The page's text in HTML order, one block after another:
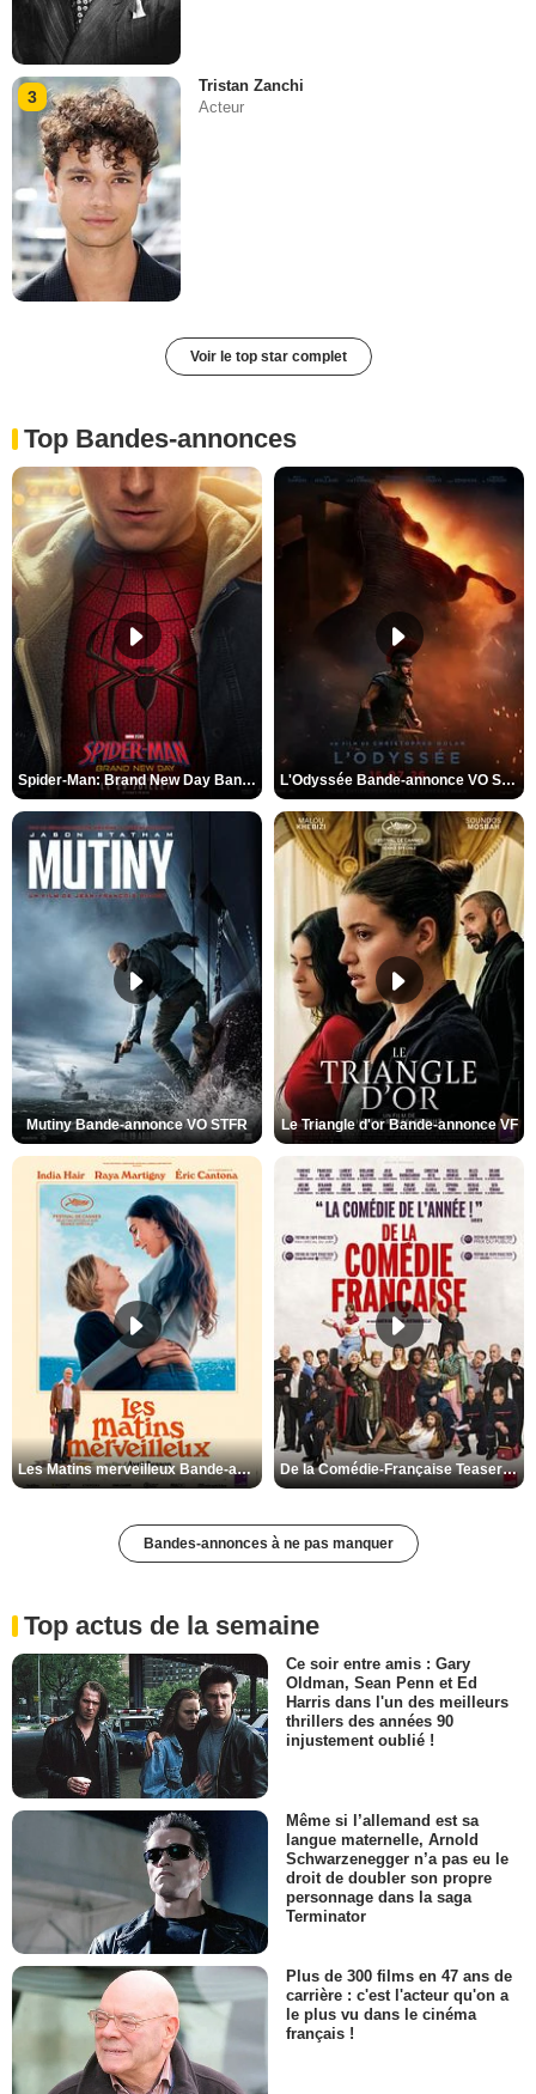
3
Tristan Zanchi
Acteur
Voir le top star complet
Top Bandes-annonces
Spider-Man: Brand New Day Bande-annonce VO STFR L'Odyssée Bande-annonce VO STFR
Mutiny Bande-annonce VO STFR Le Triangle d'or Bande-annonce VF
Les Matins merveilleux Bande-annonce VF De la Comédie-Française Teaser VF
Bandes-annonces à ne pas manquer
Top actus de la semaine
Ce soir entre amis : Gary
Oldman, Sean Penn et Ed
Harris dans l'un des meilleurs
thrillers des années 90
injustement oublié !
Même si l’allemand est sa
langue maternelle, Arnold
Schwarzenegger n’a pas eu le
droit de doubler son propre
personnage dans la saga
Terminator
Plus de 300 films en 47 ans de
carrière : c'est l'acteur qu'on a
le plus vu dans le cinéma
français !